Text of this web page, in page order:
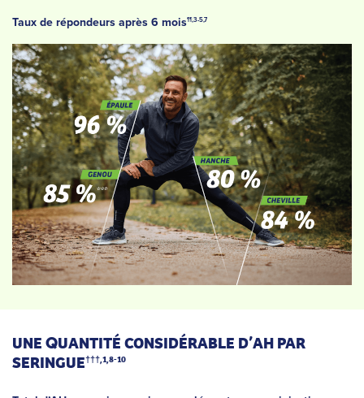
Taux de répondeurs après 6 mois¶¶,3-5,7
UNE QUANTITÉ CONSIDÉRABLE D’AH PAR
SERINGUE†††,1,8-10